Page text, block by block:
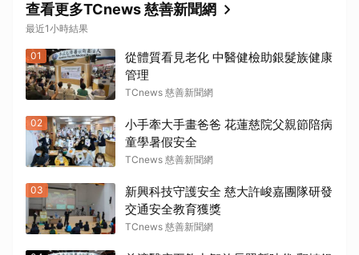
查看更多TCnews 慈善新聞網
最近1小時結果
01
從體質看見老化 中醫健檢助銀髮族健康
管理
TCnews 慈善新聞網
02
小手牽大手畫爸爸 花蓮慈院父親節陪病
童學暑假安全
TCnews 慈善新聞網
03
新興科技守護安全 慈大許峻嘉團隊研發
交通安全教育獲獎
TCnews 慈善新聞網